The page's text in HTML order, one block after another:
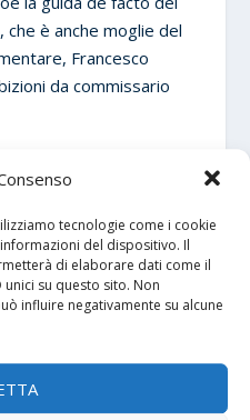
tecnologie come i cookie
del dispositivo. Il
di elaborare dati come il
su questo sito. Non
influire negativamente su alcune
che è anche moglie del
Francesco
da commissario
e dalla fatica del
in maggioranza
5 Stelle, fino a
punita dall’attuale